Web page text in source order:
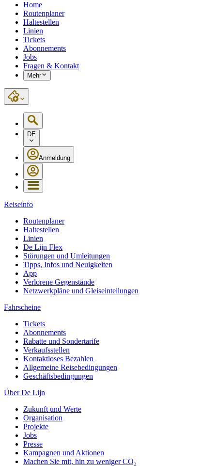
Home
Routenplaner
Haltestellen
Linien
Tickets
Abonnements
Jobs
Fragen & Kontakt
Mehr
DE
Anmeldung
Reiseinfo
Routenplaner
Haltestellen
Linien
De Lijn Flex
Störungen und Umleitungen
Tipps, Infos und Neuigkeiten
App
Verlorene Gegenstände
Netzwerkpläne und Gleiseinteilungen
Fahrscheine
Tickets
Abonnements
Rabatte und Sondertarife
Verkaufsstellen
Kontaktloses Bezahlen
Allgemeine Reisebedingungen
Geschäftsbedingungen
Über De Lijn
Zukunft und Werte
Organisation
Projekte
Jobs
Presse
Kampagnen und Aktionen
Machen Sie mit, hin zu weniger CO₂